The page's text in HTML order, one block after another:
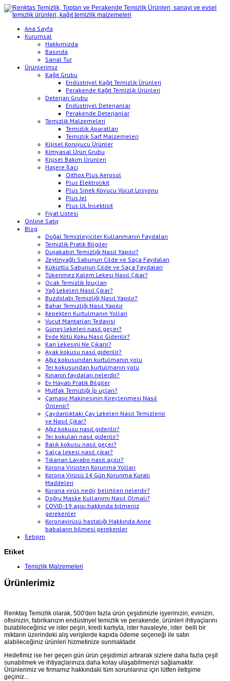
Ana Sayfa
Kurumsal
Hakkımızda
Basında
Sanal Tur
Ürünlerimiz
Kağıt Grubu
Endüstriyel Kağıt Temizlik Ürünleri
Perakende Kağıt Temizlik Ürünleri
Deterjan Grubu
Endüstriyel Deterjanlar
Perakende Deterjanlar
Temizlik Malzemeleri
Temizlik Aparatları
Temizlik Sarf Malzemeleri
Kişisel Koruyucu Ürünler
Kimyasal Ürün Grubu
Kişisel Bakım Ürünleri
Haşere İlacı
Oithox Plus Aerosol
Plus Elektrolikit
Plus Sinek Kovucu Vücut Losyonu
Plus Jel
Plus UL İnsektisit
Fiyat Listesi
Online Satış
Blog
Doğal Temizleyiciler Kullanmanın Faydaları
Temizlik Pratik Bilgiler
Duşakabin Temizliği Nasıl Yapılır?
Zeytinyağlı Sabunun Cilde ve Saça Faydaları
Kükürtlü Sabunun Cilde ve Saça Faydaları
Tükenmez Kalem Lekesi Nasıl Çıkar?
Ocak Temizlik İpuçları
Yağ Lekeleri Nasıl Çıkar?
Buzdolabı Temizliği Nasıl Yapılır?
Bahar Temizliği Nasıl Yapılır
Kepekten Kurtulmanın Yolları
Vucut Mantarları Tedavisi
Güneş lekeleri nasıl geçer?
Evde Kötü Koku Nasıl Giderilir?
Kan Lekesini Ne Çıkarır?
Ayak kokusu nasıl giderilir?
Ağız kokusundan kurtulmanın yolu
Ter kokusundan kurtulmanın yolu
Kınanın faydaları nelerdir?
Ev Hayatı Pratik Bilgiler
Mutfak Temizliği İp uçları?
Çamaşır Makinesinin Kireçlenmesi Nasıl
Önlenir?
Çaydanlıktaki Çay Lekeleri Nasıl Temizlenir
ve Nasıl Çıkar?
Ağız kokusu nasıl giderilir?
Ter kokuları nasıl giderilir?
Balık kokusu nasıl geçer?
Salça lekesi nasıl çıkar?
Tıkanan Lavabo nasıl açılır?
Korona Virüsten Korunma Yolları
Korona Virüsü 14 Gün Korunma Kuralı
Maddeleri
Korana virüs nedir, belirtileri nelerdir?
Doğru Maske Kullanımı Nasıl Olmalı?
COVID-19 aşısı hakkında bilmeniz
gerekenler
Koronavirüsü hastalığı Hakkında Anne
babaların bilmesi gerekenler
İletişim
Etiket
Temizlik Malzemeleri
Ürünlerimiz
Renktaş Temizlik olarak, 500'den fazla ürün çeşidimizle işyerinizin, evinizin,
ofisinizin, fabrikanızın endüstriyel temizlik ve perakende, ürünleri ihtiyaçlarını
bulabileceğiniz ve ister peşin, kredi kartıyla, ister havaleyle, ister belli bir
miktarın üzerindeki alış verişlerde kapıda ödeme seçeneği ile satın
alabileceğiniz ürünleri hizmetinize sunmaktadır.
Hedefimiz ise her geçen gün ürün çeşidimizi artırarak sizlere daha fazla çeşit
sunabilmek ve ihtiyaçlarınıza daha kolay ulaşabilmenizi sağlamaktır.
Ürünlerimiz ve firmamız hakkındaki tüm sorunlarınız için lütfen iletişime
geçiniz...